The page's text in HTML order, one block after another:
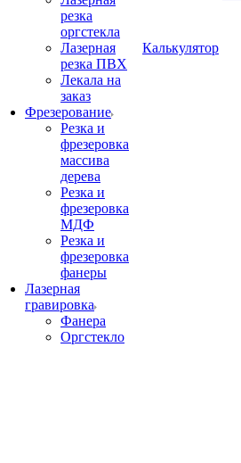
резка
оргстекла
Лазерная
резка ПВХ
Лекала на
заказ
Фрезерование
Резка и
фрезеровка
массива
дерева
Резка и
фрезеровка
МДФ
Резка и
фрезеровка
фанеры
Лазерная
гравировка
Фанера
Орг­стек­ло
Калькулятор